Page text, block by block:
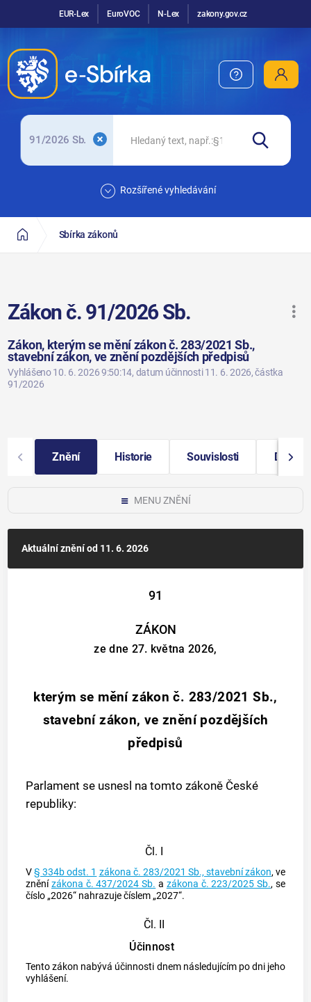
EUR-Lex EuroVOC N-Lex zakony.gov.cz
91/2026 Sb.
Rozšířené vyhledávání
Sbírka zákonů
Zákon č. 91/2026 Sb.
Zákon, kterým se mění zákon č. 283/2021 Sb.,
stavební zákon, ve znění pozdějších předpisů
Vyhlášeno 10. 6. 2026 9:50:14, datum účinnosti 11. 6. 2026, částka
91/2026
Znění Historie Souvislosti Další
MENU ZNĚNÍ
Aktuální zněníod 11. 6. 2026
91
ZÁKON
ze dne 27. května 2026,
kterým se mění zákon č. 283/2021 Sb.,
stavební zákon, ve znění pozdějších
předpisů
Parlament se usnesl na tomto zákoně České
republiky:
Čl. I
V§ 334b odst. 1 zákona č. 283/2021 Sb., stavební zákon, ve
zněnízákona č. 437/2024 Sb. a zákona č. 223/2025 Sb., se
číslo „2026“ nahrazuje číslem „2027“.
Čl. II
Účinnost
Tento zákon nabývá účinnosti dnem následujícím po dni jeho
vyhlášení.